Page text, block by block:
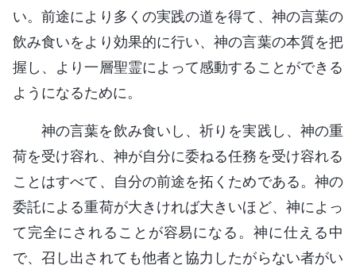
い。前途により多くの実践の道を得て、神の言葉の
飲み食いをより効果的に行い、神の言葉の本質を把
握し、より一層聖霊によって感動することができる
ようになるために。
神の言葉を飲み食いし、祈りを実践し、神の重
荷を受け容れ、神が自分に委ねる任務を受け容れる
ことはすべて、自分の前途を拓くためである。神の
委託による重荷が大きければ大きいほど、神によっ
て完全にされることが容易になる。神に仕える中
で、召し出されても他者と協力したがらない者がい